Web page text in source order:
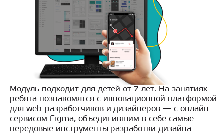
Модуль подходит для детей от 7 лет. На занятиях
ребята познакомятся с инновационной платформой
для web-разработчиков и дизайнеров — с онлайн-
сервисом Figma, объединившим в себе самые
передовые инструменты разработки дизайна